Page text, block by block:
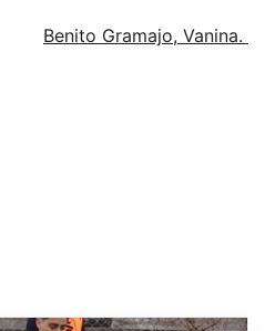
Benito Gramajo, Vanina.